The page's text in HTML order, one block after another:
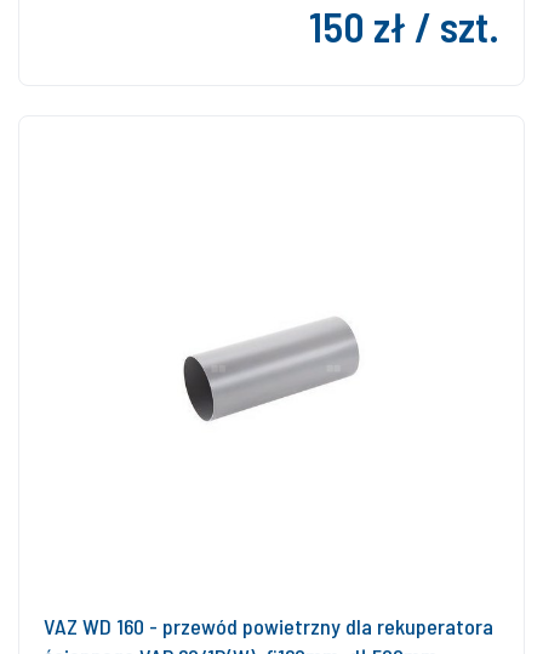
150 zł / szt.
VAZ WD 160 - przewód powietrzny dla rekuperatora